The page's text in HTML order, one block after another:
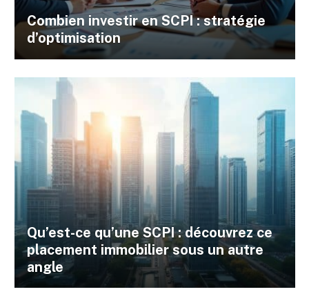
Combien investir en SCPI : stratégie
d’optimisation
Qu’est-ce qu’une SCPI : découvrez ce
placement immobilier sous un autre
angle